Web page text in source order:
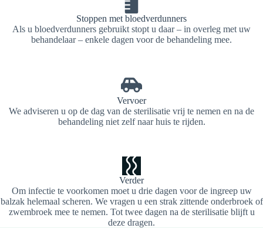
Stoppen met bloedverdunners
Als u bloedverdunners gebruikt stopt u daar – in overleg met uw
behandelaar – enkele dagen voor de behandeling mee.
Vervoer
We adviseren u op de dag van de sterilisatie vrij te nemen en na de
behandeling niet zelf naar huis te rijden.
Verder
Om infectie te voorkomen moet u drie dagen voor de ingreep uw
balzak helemaal scheren. We vragen u een strak zittende onderbroek of
zwembroek mee te nemen. Tot twee dagen na de sterilisatie blijft u
deze dragen.